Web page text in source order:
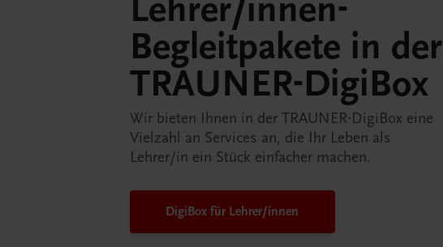
Lehrer/innen-
Begleitpakete in der
TRAUNER-DigiBox
Wir bieten Ihnen in der TRAUNER-DigiBox eine
Vielzahl an Services an, die Ihr Leben als
Lehrer/in ein Stück einfacher machen.
DigiBox für Lehrer/innen